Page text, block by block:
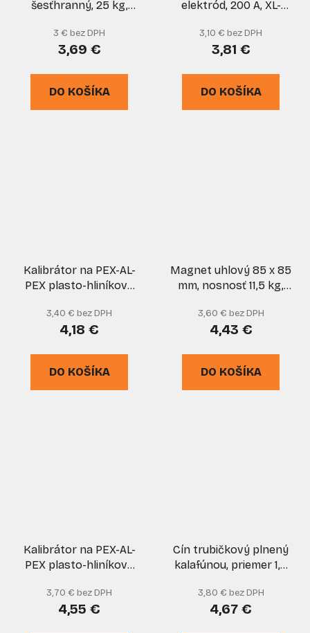
šesťhranný, 25 kg,
3 € bez DPH
3,69 €
DO KOŠÍKA
elektród, 200 A, XL-
3,10 € bez DPH
3,81 €
DO KOŠÍKA
Kalibrátor na PEX-AL-
PEX plasto-hliníkové
20, 26 mm, GEKO
3,40 € bez DPH
4,18 €
DO KOŠÍKA
Magnet uhlový 85 x 85
mm, nosnosť 11,5 kg,
3,60 € bez DPH
4,43 €
DO KOŠÍKA
Kalibrátor na PEX-AL-
PEX plasto-hliníkové
25, 32 mm, GEKO
3,70 € bez DPH
4,55 €
Cín trubičkový plnený
kalafúnou, priemer 1,5
3,80 € bez DPH
4,67 €